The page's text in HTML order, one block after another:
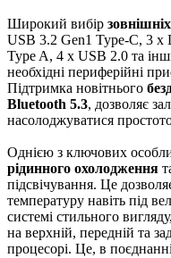
Широкий вибір
USB 3.2 Gen1 Type-C, 3 x
Type A, 4 x USB 2.0 та
необхідні периферійні
Підтримка новітнього
Bluetooth 5.3, дозволяє
насолоджуватися
Однією з ключових
рідинного охолодження
підсвічування. Це
температуру навіть під
системі стильного
на верхній, передній та
процесорі. Це, в